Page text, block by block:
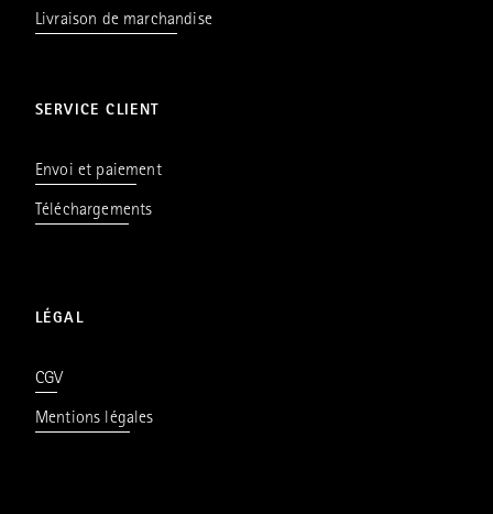
Livraison de marchandise
SERVICE CLIENT
Envoi et paiement
Téléchargements
LÉGAL
CGV
Mentions légales